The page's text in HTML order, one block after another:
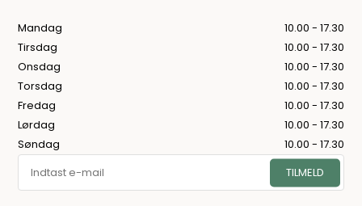
Mandag
10.00 - 17.30
Tirsdag
10.00 - 17.30
Onsdag
10.00 - 17.30
Torsdag
10.00 - 17.30
Fredag
10.00 - 17.30
Lørdag
10.00 - 17.30
Søndag
10.00 - 17.30